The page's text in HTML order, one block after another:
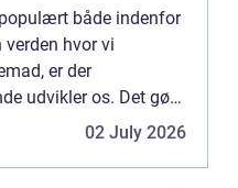
både indenfor
verden hvor vi
er der
udvikler os. Det gør
02 July 2026